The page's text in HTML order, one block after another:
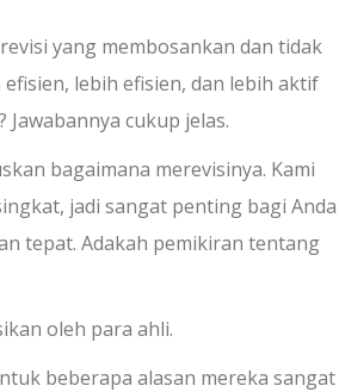
yang membosankan dan tidak
lebih efisien, dan lebih aktif
cukup jelas.
bagaimana merevisinya. Kami
jadi sangat penting bagi Anda
tepat. Adakah pemikiran tentang
oleh para ahli.
beberapa alasan mereka sangat